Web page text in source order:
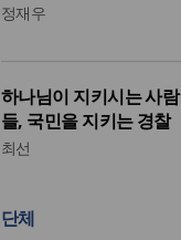
정재우
하나님이 지키시는 사람
들, 국민을 지키는 경찰
최선
단체